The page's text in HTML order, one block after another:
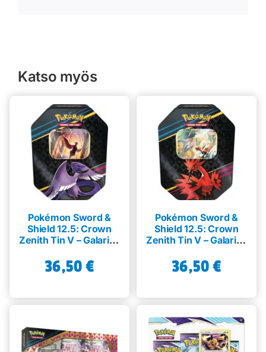
Katso myös
Pokémon Sword &
Shield 12.5: Crown
Zenith Tin V – Galarian
36,50€
Pokémon Sword &
Shield 12.5: Crown
Zenith Tin V – Galarian
36,50€